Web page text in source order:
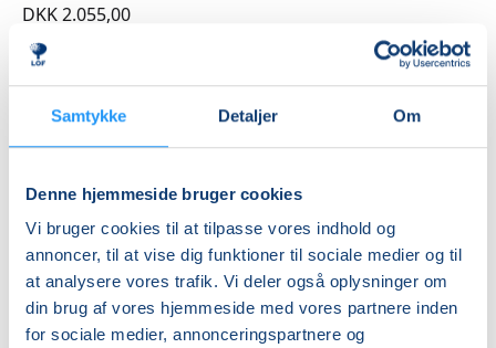
Samtykke Detaljer Om
Denne hjemmeside bruger cookies
Vi bruger cookies til at tilpasse vores indhold og
annoncer, til at vise dig funktioner til sociale medier og til
at analysere vores trafik. Vi deler også oplysninger om
din brug af vores hjemmeside med vores partnere inden
for sociale medier, annonceringspartnere og
lektion (45 minutter), så skal I tilmelde jer hver for sig,
og to sammenhængende tider aftales med kontoret.
HVORDAN TILMELDER JEG MIG?
Ring til kontoret for ledige tider samt aftale af
tidspunkt - tlf. 58525681 eller send en mail til
DKK 2.055,00
Info
Nummer
3262060
Første mødegang
mandag 17.08.2026, kl. 14.00 - 19.00
Sidste mødegang
mandag 04.01.2027, kl. 14.00 - 19.00
Antal mødegange